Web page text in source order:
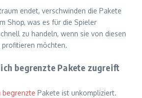
endet, verschwinden die Pakete
Shop, was es für die Spieler
zu handeln, wenn sie von diesen
möchten.
begrenzte Pakete zugreift
begrenzte Pakete ist unkompliziert.